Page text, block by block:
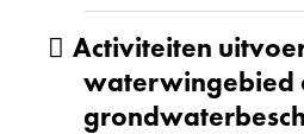
Activiteiten
waterwingebied